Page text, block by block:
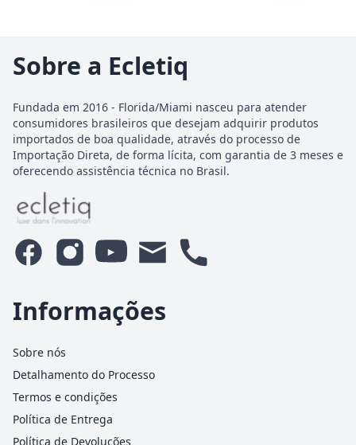
Sobre a Ecletiq
Fundada em 2016 - Florida/Miami nasceu para atender
consumidores brasileiros que desejam adquirir produtos
importados de boa qualidade, através do processo de
Importação Direta, de forma lícita, com garantia de 3 meses e
oferecendo assistência técnica no Brasil.
Informações
Sobre nós
Detalhamento do Processo
Termos e condições
Política de Entrega
Política de Devoluções